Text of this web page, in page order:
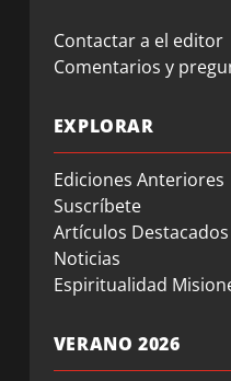
Contactar a el editor
Comentarios y
EXPLORAR
Ediciones Anteriores
Suscríbete
Artículos Destacados
Noticias
Espiritualidad
VERANO 2026